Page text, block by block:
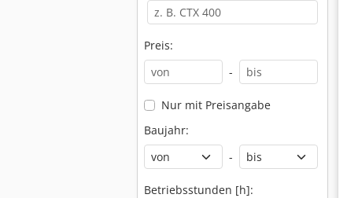
Preis:
-
Nur mit Preisangabe
Baujahr:
-
Betriebsstunden [h]: